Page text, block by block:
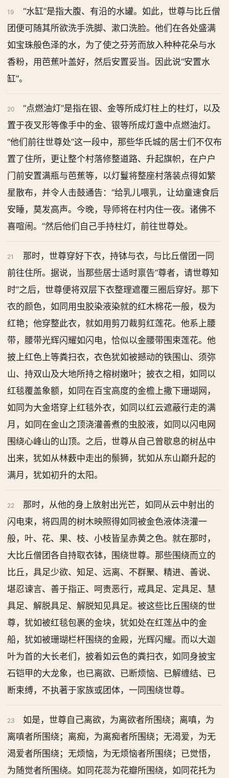
19
“水缸”是指大腹、有沿的水罐。如此，世尊与比丘僧
团便可随其所欲洗手洗脚、漱口洗脸。他们在各处盛满
如宝珠般色泽的水，为了使之芬芳而放入种种花朵与水
香粉，用芭蕉叶盖好，然后安置妥当。因此说“安置水
缸”。
20
“点燃油灯”是指在银、金等所成灯柱上的柱灯，以及
置于夜叉形等像手中的金、银等所成灯盏中点燃油灯。
“他们前往世尊处”这一段中，那些华氏城的居士们不仅布
置了住所，更让整个村落修整道路、升起旗帜，在户户
门前安置满瓶与芭蕉等，以灯鬘将整座村落装点得如繁
星散布，并令人击鼓通告：“给乳儿喂乳，让幼童速食后
安睡，莫发高声。今晚，导师将在村内住一夜。诸佛不
喜喧闹。”然后他们自己手持柱灯，前往世尊处。
21
那时，世尊穿好下衣，持钵与衣，与比丘僧团一同
前往住所。据说，当那些居士适时禀告“尊者，请世尊知
时”之后，世尊便将双层下衣整理遮覆三圈后穿好。那下
衣的颜色，如同用虫胶染液染就的红木棉花一般，极为
红艳；他穿整此衣，就如用剪刀裁剪红莲花。他系上腰
带，腰带光辉闪耀如闪电，恰似以金腰带围束莲花。他
披上红色上等粪扫衣，衣色犹如被撼动的铁围山、须弥
山、持双山及大地所持之榕树嫩叶；披衣之相，如同以
红毯覆盖象额，如同在百宝高度的金檐上撒下珊瑚网，
如同为大金塔穿上红毯外衣，如同以红云遮蔽行走的满
月，如同在金山之顶浇灌善煮的虫胶液，如同以闪电网
围绕心峰山的山顶。之后，世尊从自己曾歇息的树丛中
出来，犹如从林薮中走出的鬃狮，犹如从东山巅升起的
满月，犹如初升的太阳。
22
那时，从他的身上放射出光芒，如同从云中射出的
闪电束，将四周的树木映照得如同被金色液体浇灌一
般，叶、花、果、枝、小枝皆呈赤黄之色。就在那时，
大比丘僧团各自持取衣钵，围绕世尊。那些围绕而立的
比丘，具足少欲、知足、远离、不群聚、精进、善说、
堪忍谏言、善于指正、呵责恶行，戒具足、定具足、慧
具足、解脱具足、解脱知见具足。被这些比丘围绕的世
尊，犹如被红毯包裹的金块，犹如处在红莲丛中的金
船，犹如被珊瑚栏杆围绕的金殿，光辉闪耀。而以大迦
叶为首的大长老们，披着如云色的粪扫衣，如同身披宝
石铠甲的大龙象，也已离欲、已断烦恼、已解缠结、已
断束缚，不执著于家族或团体，一同围绕世尊。
23
如是，世尊自己离欲，为离欲者所围绕；离嗔，为
离嗔者所围绕；离痴，为离痴者所围绕；无渴爱，为无
渴爱者所围绕；无烦恼，为无烦恼者所围绕；已觉悟，
为随觉者所围绕。如同花蕊为花瓣所围绕，如同花托为